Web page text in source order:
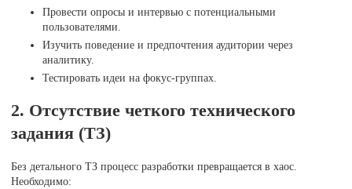
Провести опросы и интервью с потенциальными
пользователями.
Изучить поведение и предпочтения аудитории через
аналитику.
Тестировать идеи на фокус-группах.
2. Отсутствие четкого технического
задания (ТЗ)
Без детального ТЗ процесс разработки превращается в хаос.
Необходимо: